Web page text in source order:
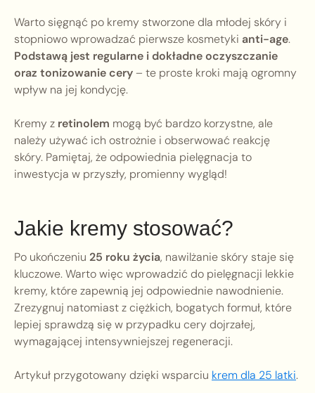
Warto sięgnąć po kremy stworzone dla młodej skóry i
stopniowo wprowadzać pierwsze kosmetyki anti-age.
Podstawą jest regularne i dokładne oczyszczanie
oraz tonizowanie cery– te proste kroki mają ogromny
wpływ na jej kondycję.
Kremy z retinolem mogą być bardzo korzystne, ale
należy używać ich ostrożnie i obserwować reakcję
skóry. Pamiętaj, że odpowiednia pielęgnacja to
inwestycja w przyszły, promienny wygląd!
Jakie kremy stosować?
Po ukończeniu 25 roku życia, nawilżanie skóry staje się
kluczowe. Warto więc wprowadzić do pielęgnacji lekkie
kremy, które zapewnią jej odpowiednie nawodnienie.
Zrezygnuj natomiast z ciężkich, bogatych formuł, które
lepiej sprawdzą się w przypadku cery dojrzałej,
wymagającej intensywniejszej regeneracji.
Artykuł przygotowany dzięki wsparciu krem dla 25 latki.